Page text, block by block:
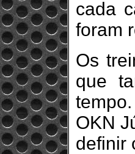
cada
foram
Os
que
OKN
definir